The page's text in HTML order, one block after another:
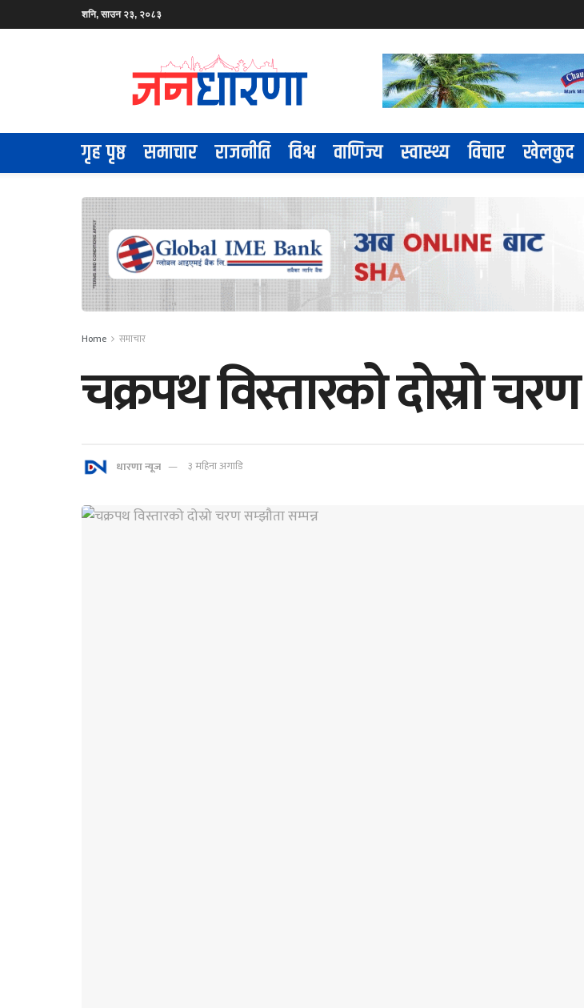
शनि, साउन २३, २०८३
गृह पृष्ठ समाचार राजनीति विश्व वाणिज्य स्वास्थ्य विचार खेलकुद
Home समाचार
चक्रपथ विस्तारको दोस्रो
धारणा न्यूज ३ महिना अगाडि